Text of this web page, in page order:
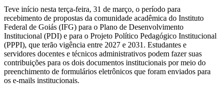
Teve início nesta terça-feira, 31 de março, o período para
recebimento de propostas da comunidade acadêmica do Instituto
Federal de Goiás (IFG) para o Plano de Desenvolvimento
Institucional (PDI) e para o Projeto Político Pedagógico Institucional
(PPPI), que terão vigência entre 2027 e 2031. Estudantes e
servidores docentes e técnicos administrativos podem fazer suas
contribuições para os dois documentos institucionais por meio do
preenchimento de formulários eletrônicos que foram enviados para
os e-mails institucionais.